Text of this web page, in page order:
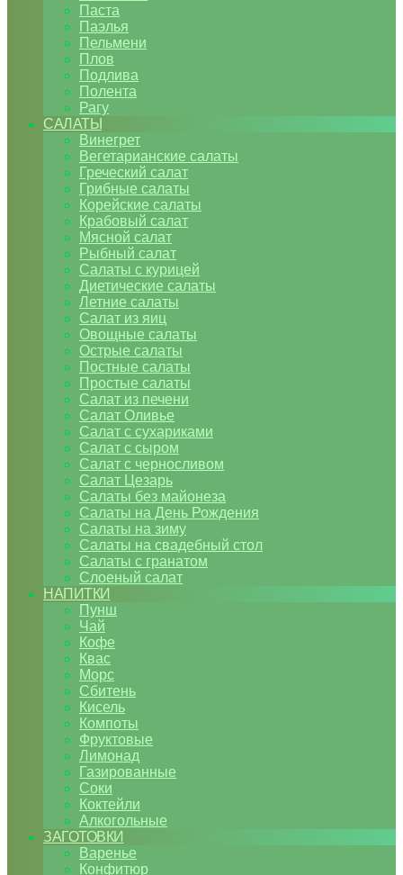
Паста
Паэлья
Пельмени
Плов
Подлива
Полента
Рагу
САЛАТЫ
Винегрет
Вегетарианские салаты
Греческий салат
Грибные салаты
Корейские салаты
Крабовый салат
Мясной салат
Рыбный салат
Салаты с курицей
Диетические салаты
Летние салаты
Салат из яиц
Овощные салаты
Острые салаты
Постные салаты
Простые салаты
Салат из печени
Салат Оливье
Салат с сухариками
Салат с сыром
Салат с черносливом
Салат Цезарь
Салаты без майонеза
Салаты на День Рождения
Салаты на зиму
Салаты на свадебный стол
Салаты с гранатом
Слоеный салат
НАПИТКИ
Пунш
Чай
Кофе
Квас
Морс
Сбитень
Кисель
Компоты
Фруктовые
Лимонад
Газированные
Соки
Коктейли
Алкогольные
ЗАГОТОВКИ
Варенье
Конфитюр